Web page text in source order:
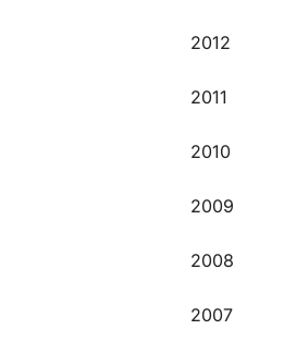
2012
2011
2010
2009
2008
2007